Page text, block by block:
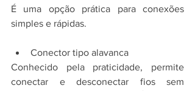
É uma opção prática para conexões
simples e rápidas.
Conector tipo alavanca
Conhecido pela praticidade, permite
conectar e desconectar fios sem